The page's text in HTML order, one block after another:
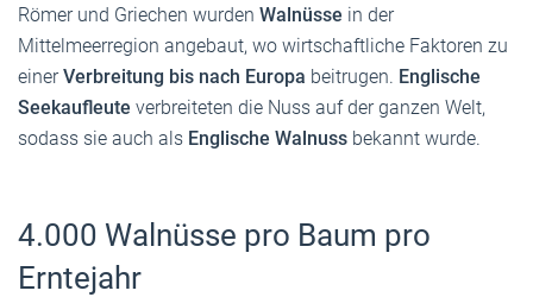
Römer und Griechen wurden Walnüsse in der
Mittelmeerregion angebaut, wo wirtschaftliche Faktoren zu
einerVerbreitung bis nach Europa beitrugen. Englische
Seekaufleute verbreiteten die Nuss auf der ganzen Welt,
sodass sie auch als Englische Walnuss bekannt wurde.
4.000 Walnüsse pro Baum pro
Erntejahr